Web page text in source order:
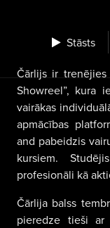
Stāsts
Čārlijs ir trenējies
Showreel”, kura
vairākas
apmācības
and pabeidzis
kursiem.
profesionāli kā
Čārlija balss
pieredze tieši